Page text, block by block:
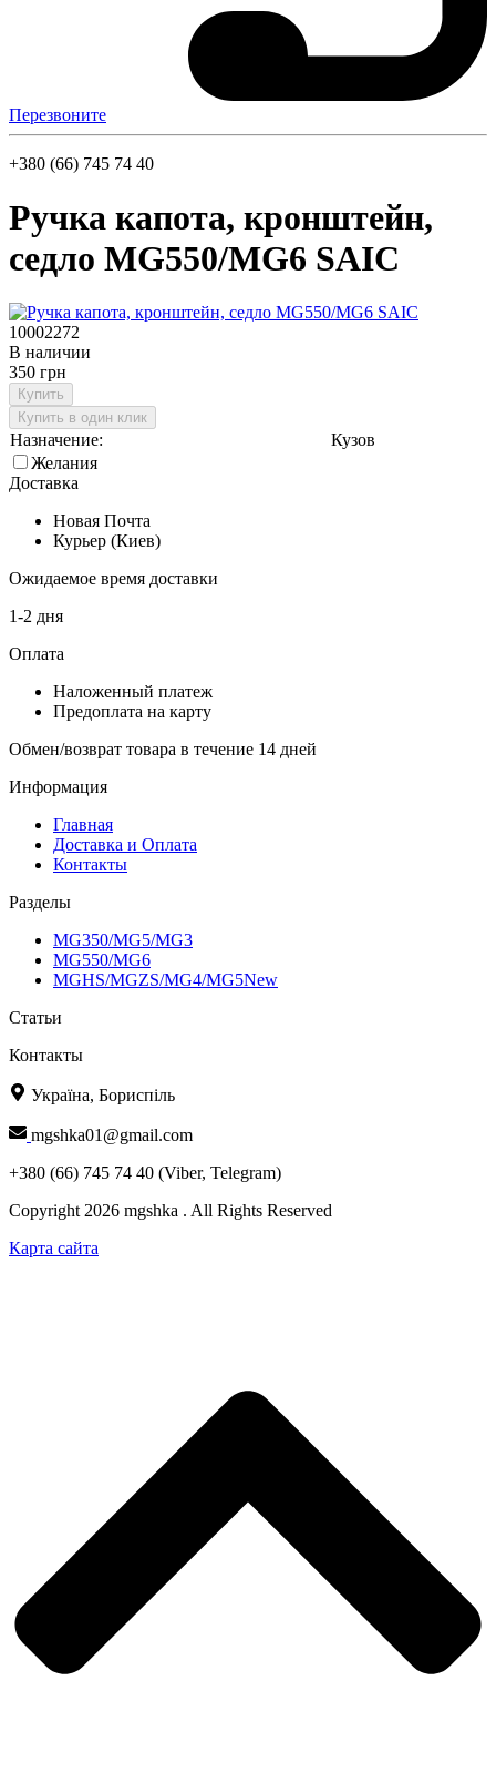
Перезвоните
+380 (66) 745 74 40
Ручка капота, кронштейн,
седло MG550/MG6 SAIC
10002272
В наличии
350 грн
Купить
Купить в один клик
Назначение:
Кузов
Желания
Доставка
Новая Почта
Курьер (Киев)
Ожидаемое время доставки
1-2 дня
Оплата
Наложенный платеж
Предоплата на карту
Обмен/возврат товара в течение 14 дней
Информация
Главная
Доставка и Оплата
Контакты
Разделы
MG350/MG5/MG3
MG550/MG6
MGHS/MGZS/MG4/MG5New
Статьи
Контакты
Україна, Бориспіль
mgshka01@gmail.com
+380 (66) 745 74 40 (Viber, Telegram)
Copyright 2026 mgshka . All Rights Reserved
Карта сайта